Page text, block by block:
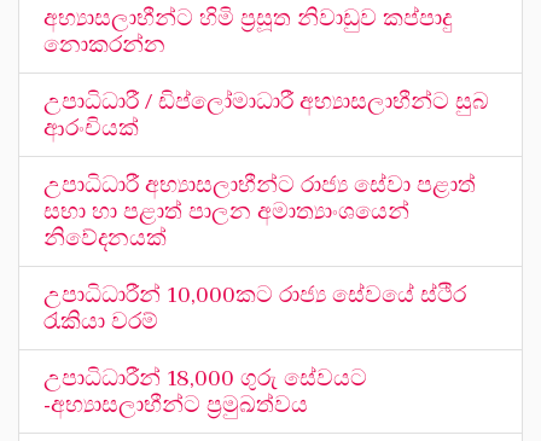
අභ්‍යාසලාභීන්ට හිමි ප්‍රසූත නිවාඩුව කප්පාදු
නොකරන්න
උපාධිධාරී / ඩිප්ලෝමාධාරී අභ්‍යාසලාභීන්ට සුබ
ආරංචියක්
උපාධිධාරී අභ්‍යාසලාභීන්ට රාජ්‍ය සේවා පළාත්
සභා හා පළාත් පාලන අමාත්‍යාංශයෙන්
නිවේදනයක්
උපාධිධාරීන් 10,000කට රාජ්‍ය සේවයේ ස්ථිර
රැකියා වරම්
උපාධිධාරීන් 18,000 ගුරු සේවයට
-අභ්‍යාසලාභීන්ට ප්‍රමුඛත්වය